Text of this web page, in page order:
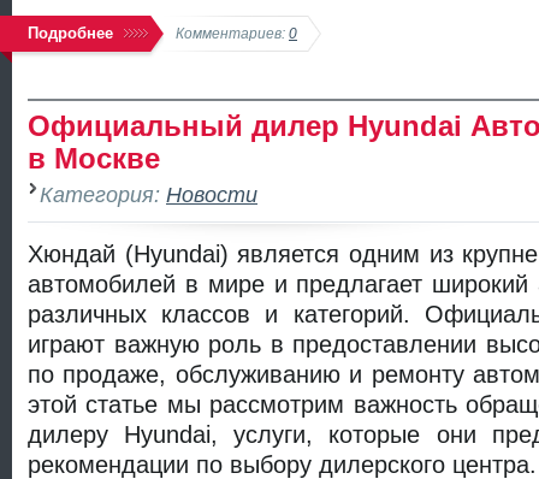
Подробнее Комментариев: 0
Официальный дилер Hyundai
в Москве
Категория: Новости
Хюндай (Hyundai) является одним из
автомобилей в мире и предлагает широкий
различных классов и категорий.
играют важную роль в предоставлении
по продаже, обслуживанию и ремонту
этой статье мы рассмотрим важность
дилеру Hyundai, услуги, которые они
рекомендации по выбору дилерского центра.